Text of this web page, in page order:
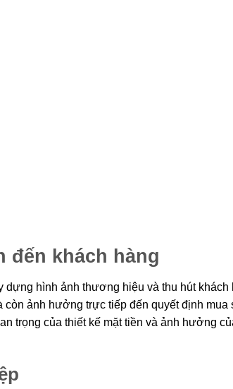
đến khách hàng
dựng hình ảnh thương hiệu và thu hút khách
ảnh hưởng trực tiếp đến quyết định mua
trọng của thiết kế mặt tiền và ảnh hưởng